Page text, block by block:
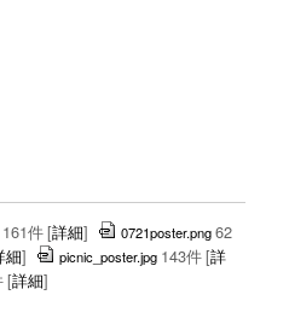
161件[詳細] 0721poster.png62
細] picnic_poster.jpg 143件[詳
[詳細]